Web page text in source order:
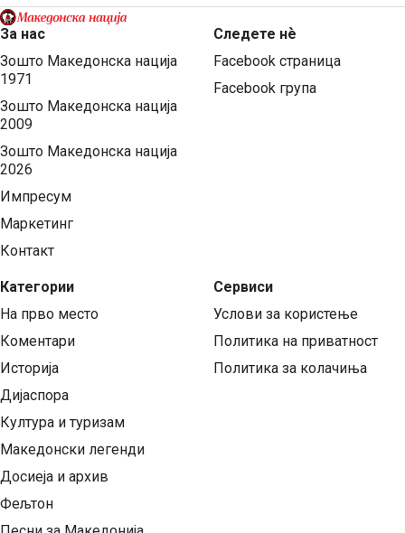
За нас
Зошто Македонска нација
1971
Зошто Македонска нација
2009
Зошто Македонска нација
2026
Импресум
Маркетинг
Контакт
Категории
На прво место
Коментари
Историја
Дијаспора
Култура и туризам
Македонски легенди
Досиеја и архив
Фељтон
Следете нѐ
Facebook страница
Facebook група
Сервиси
Услови за користење
Политика на приватност
Политика за колачиња